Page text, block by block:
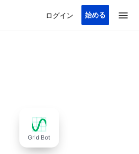
ログイン 始める
Grid Bot